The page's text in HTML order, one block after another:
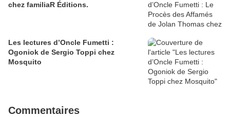
chez familiaR Éditions.
Les lectures d’Oncle Fumetti :
Ogoniok de Sergio Toppi chez
Mosquito
Commentaires